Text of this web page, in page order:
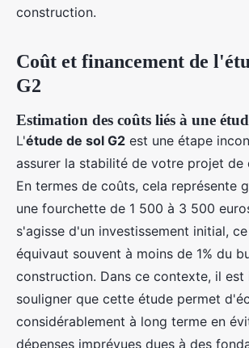
construction.
Coût et financement de
G2
Estimation des coûts liés à une
L'étude de sol G2 est une étape
assurer la stabilité de votre projet de
En termes de coûts, cela représente
une fourchette de 1 500 à 3 500
s'agisse d'un investissement initial,
équivaut souvent à moins de 1% du
construction. Dans ce contexte, il
souligner que cette étude permet
considérablement à long terme en
dépenses imprévues dues à des